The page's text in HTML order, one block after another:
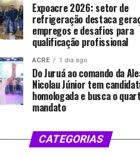
Expoacre 2026: setor de
refrigeração destaca
empregos e desafios para
qualificação profissional
ACRE 1 dia ago
Do Juruá ao comando da
Nicolau Júnior tem
homologada e busca o
mandato
CATEGORIAS